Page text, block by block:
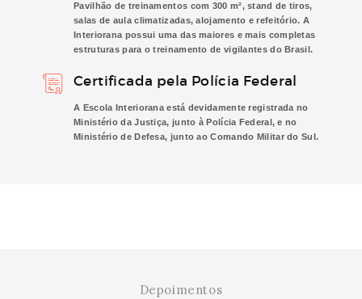
Pavilhão de treinamentos com 300 m², stand de tiros,
salas de aula climatizadas, alojamento e refeitório. A
Interiorana possui uma das maiores e mais completas
estruturas para o treinamento de vigilantes do Brasil.
Certificada pela Polícia Federal
A Escola Interiorana está devidamente registrada no
Ministério da Justiça, junto à Polícia Federal, e no
Ministério de Defesa, junto ao Comando Militar do Sul.
Depoimentos